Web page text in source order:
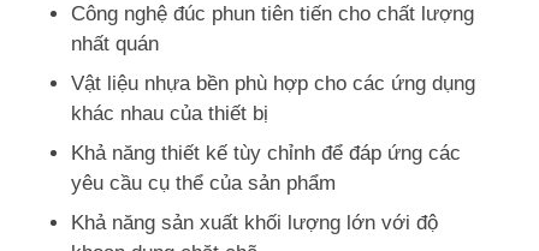
Công nghệ đúc phun tiên tiến cho chất lượng
nhất quán
Vật liệu nhựa bền phù hợp cho các ứng dụng
khác nhau của thiết bị
Khả năng thiết kế tùy chỉnh để đáp ứng các
yêu cầu cụ thể của sản phẩm
Khả năng sản xuất khối lượng lớn với độ